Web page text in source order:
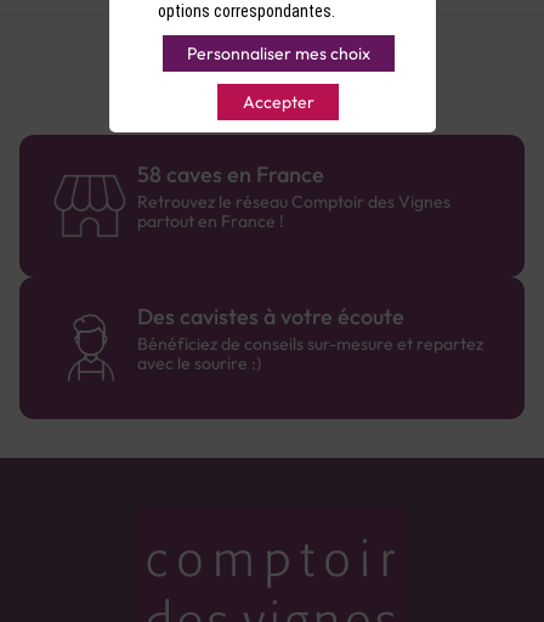
58 caves en France
Retrouvez le réseau Comptoir des Vignes
partout en France !
Des cavistes à votre écoute
Bénéficiez de conseils sur-mesure et repartez
avec le sourire :)
options correspondantes.
Personnaliser mes choix
Accepter